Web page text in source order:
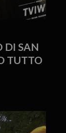
DI SAN
TUTTO